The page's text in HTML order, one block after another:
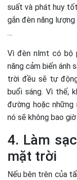
suất và phát huy
gắn đèn năng
…
Vì đèn nlmt có bộ
năng cảm biến ánh
trời đều sẽ tự
buổi sáng. Vì thế,
đường hoặc những
nó sẽ không bao giờ
4. Làm
mặt trời
Nếu bên trên của